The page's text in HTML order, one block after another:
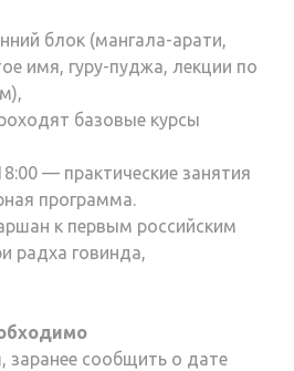
блок (мангала-арати,
имя, гуру-пуджа, лекции по
базовые курсы
— практические занятия
программа.
к первым российским
радха говинда,
, заранее сообщить о дате